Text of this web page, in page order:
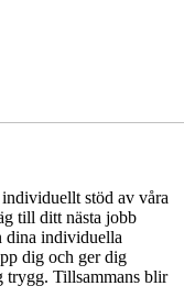
stöd av våra
till ditt nästa jobb
dina individuella
dig och ger dig
trygg. Tillsammans blir